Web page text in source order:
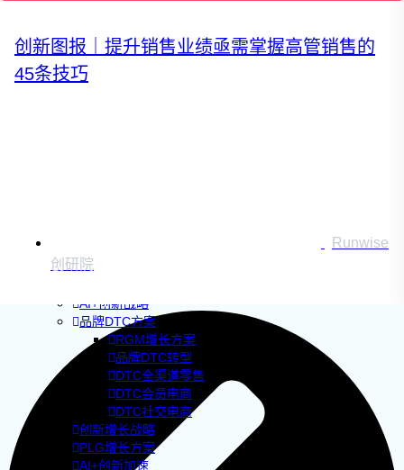
AI+创新战略
品牌DTC方案
RGM增长方案
品牌DTC转型
DTC全渠道零售
DTC会员电商
DTC社交电商
创新增长战略
PLG增长方案
AI+创新加速
创新图报｜提升销售业绩亟需掌握高管销售的
45条技巧
Runwise
创研院